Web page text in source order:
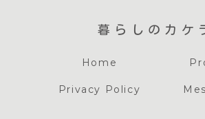
暮らしのカケ
Home
Privacy Policy